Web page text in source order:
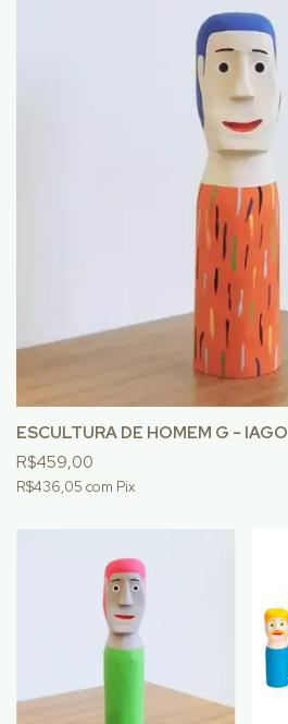
ESCULTURA DE HOMEM G - IAGO
R$459,00
R$436,05 com Pix